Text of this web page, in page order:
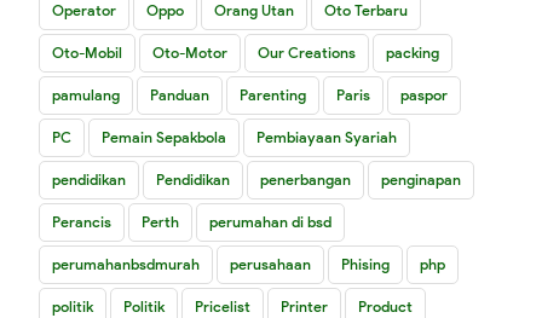
Operator Oppo Orang Utan Oto Terbaru
Oto-Mobil Oto-Motor Our Creations packing
pamulang Panduan Parenting Paris paspor
PC Pemain Sepakbola Pembiayaan Syariah
pendidikan Pendidikan penerbangan penginapan
Perancis Perth perumahan di bsd
perumahanbsdmurah perusahaan Phising php
politik Politik Pricelist Printer Product